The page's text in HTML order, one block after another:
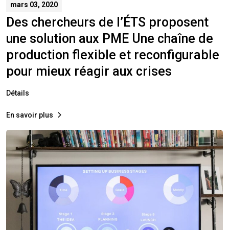
mars 03, 2020
Des chercheurs de l’ÉTS proposent
une solution aux PME Une chaîne de
production flexible et reconfigurable
pour mieux réagir aux crises ​
Détails
En savoir plus